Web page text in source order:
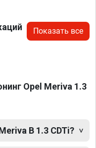
Показать все
Opel Meriva 1.3
B 1.3 CDTi?